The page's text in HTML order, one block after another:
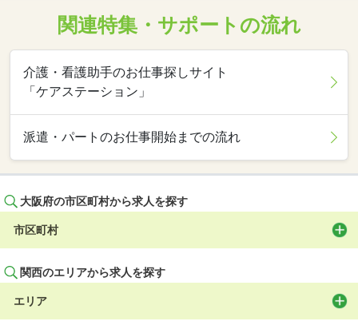
関連特集・サポートの流れ
介護・看護助手のお仕事探しサイト
「ケアステーション」
派遣・パートのお仕事開始までの流れ
大阪府の市区町村から求人を探す
市区町村
関西のエリアから求人を探す
エリア